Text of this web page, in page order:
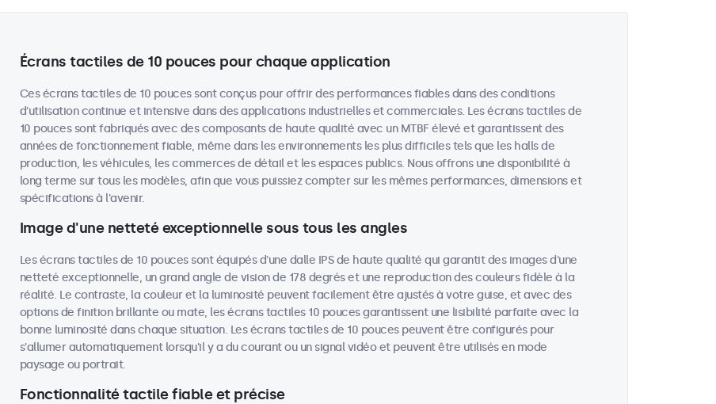
Écrans tactiles de 10 pouces pour chaque application
Ces écrans tactiles de 10 pouces sont conçus pour offrir des performances fiables dans des conditions
d'utilisation continue et intensive dans des applications industrielles et commerciales. Les écrans tactiles de
10 pouces sont fabriqués avec des composants de haute qualité avec un MTBF élevé et garantissent des
années de fonctionnement fiable, même dans les environnements les plus difficiles tels que les halls de
production, les véhicules, les commerces de détail et les espaces publics. Nous offrons une disponibilité à
long terme sur tous les modèles, afin que vous puissiez compter sur les mêmes performances, dimensions et
spécifications à l'avenir.
Image d'une netteté exceptionnelle sous tous les angles
Les écrans tactiles de 10 pouces sont équipés d'une dalle IPS de haute qualité qui garantit des images d'une
netteté exceptionnelle, un grand angle de vision de 178 degrés et une reproduction des couleurs fidèle à la
réalité. Le contraste, la couleur et la luminosité peuvent facilement être ajustés à votre guise, et avec des
options de finition brillante ou mate, les écrans tactiles 10 pouces garantissent une lisibilité parfaite avec la
bonne luminosité dans chaque situation. Les écrans tactiles de 10 pouces peuvent être configurés pour
s'allumer automatiquement lorsqu'il y a du courant ou un signal vidéo et peuvent être utilisés en mode
paysage ou portrait.
Fonctionnalité tactile fiable et précise